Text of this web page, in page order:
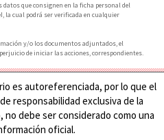
que consignen en la ficha personal del
la cual podrá ser verificada en cualquier
y/o los documentos adjuntados, el
de iniciar las acciones, correspondientes.
es autoreferenciada, por lo que el
responsabilidad exclusiva de la
debe ser considerado como una
oficial.